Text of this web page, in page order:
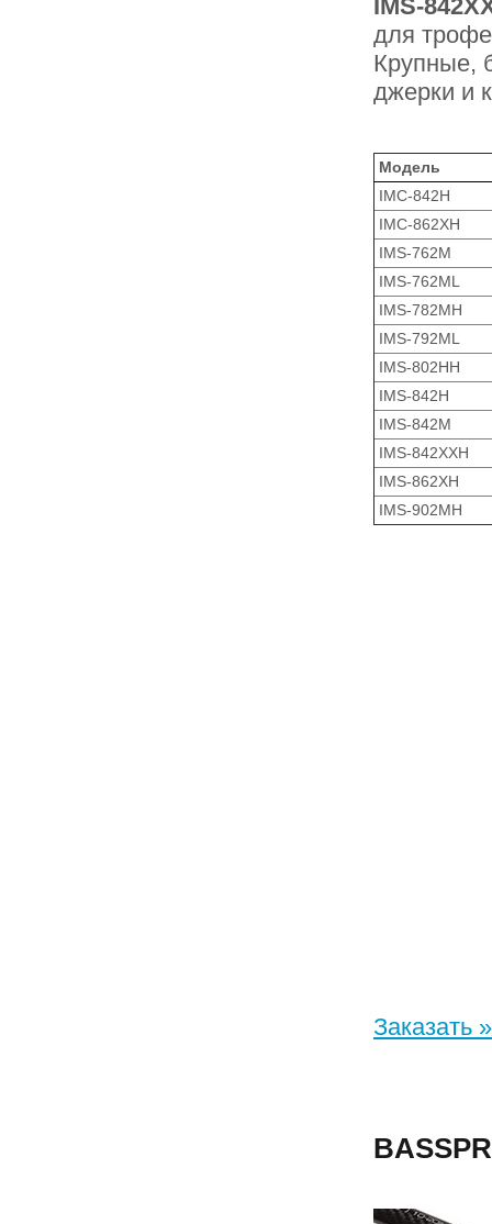
IMS-
для
Крупные,
джерки и
Модель
IMC-842H
IMC-862XH
IMS-762M
IMS-762ML
IMS-782MH
IMS-792ML
IMS-802HH
IMS-842H
IMS-842M
IMS-842XXH
IMS-862XH
IMS-902MH
Заказать »